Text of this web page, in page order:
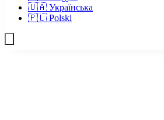
🇺🇦 Українська
🇵🇱 Polski